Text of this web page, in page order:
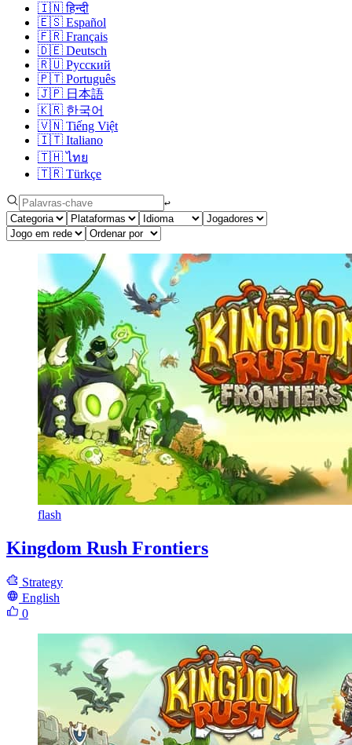
🇮🇳 हिन्दी
🇪🇸 Español
🇫🇷 Français
🇩🇪 Deutsch
🇷🇺 Русский
🇵🇹 Português
🇯🇵 日本語
🇰🇷 한국어
🇻🇳 Tiếng Việt
🇮🇹 Italiano
🇹🇭 ไทย
🇹🇷 Türkçe
↩︎
flash
Kingdom Rush Frontiers
Strategy
English
0